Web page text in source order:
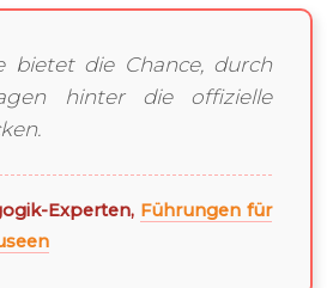
bietet die Chance, durch
hinter die offizielle
Experten, Führungen für